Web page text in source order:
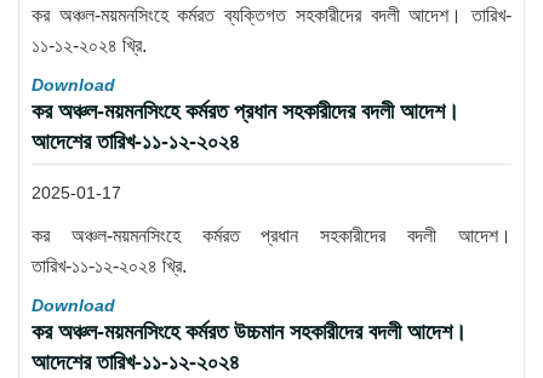
কর অঞ্চল-ময়মনসিংহে কর্মরত ব্যক্তিগত সহকারীদের বদলী আদেশ। তারিখ-
১১-১২-২০২৪ খ্রি.
Download
কর অঞ্চল-ময়মনসিংহে কর্মরত প্রধান সহকারীদের বদলী আদেশ।
আদেশের তারিখ-১১-১২-২০২৪
2025-01-17
কর অঞ্চল-ময়মনসিংহে কর্মরত প্রধান সহকারীদের বদলী আদেশ।
তারিখ-১১-১২-২০২৪ খ্রি.
Download
কর অঞ্চল-ময়মনসিংহে কর্মরত উচ্চমান সহকারীদের বদলী আদেশ।
আদেশের তারিখ-১১-১২-২০২৪